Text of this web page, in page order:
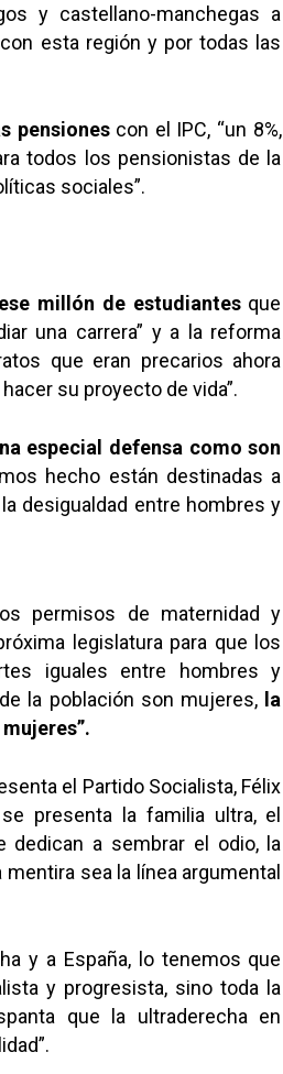
y castellano-manchegas a
esta región y por todas las
pensionescon el IPC, “un 8%,
todos los pensionistas de la
sociales”.
millón de estudiantesque
una carrera” y a la reforma
que eran precarios ahora
su proyecto de vida”.
especial defensa como son
hecho están destinadas a
desigualdad entre hombres y
permisos de maternidad y
legislatura para que los
iguales entre hombres y
la población son mujeres, la
el Partido Socialista, Félix
presenta la familia ultra, el
dedican a sembrar el odio, la
mentira sea la línea argumental
y a España, lo tenemos que
y progresista, sino toda la
que la ultraderecha en